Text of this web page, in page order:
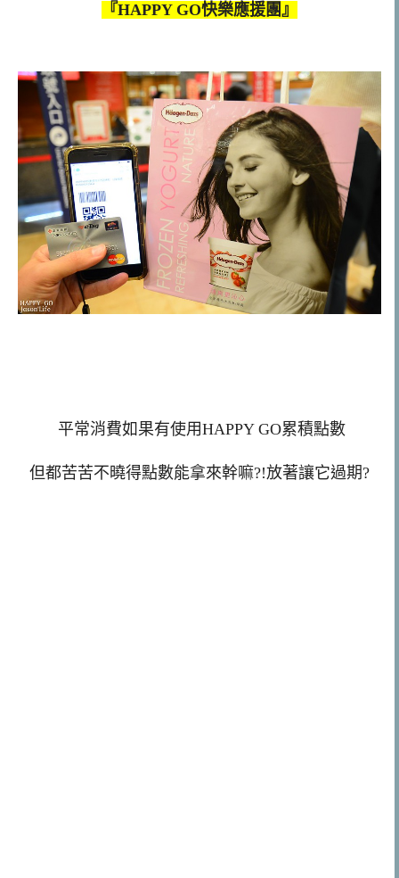
『HAPPY GO快樂應援團』
平常消費如果有使用HAPPY GO累積點數
但都苦苦不曉得點數能拿來幹嘛?!放著讓它過期?